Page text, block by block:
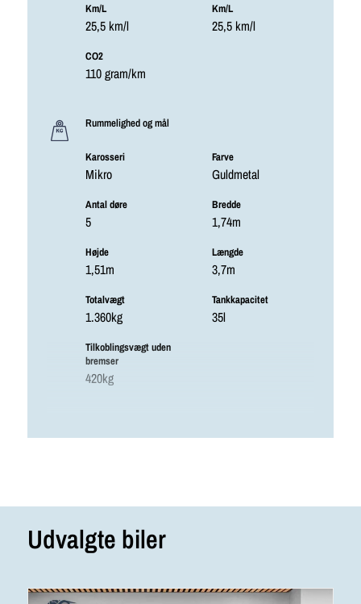
Km/L
25,5 km/l
Km/L
25,5 km/l
CO2
110 gram/km
Rummelighed og mål
Karosseri
Mikro
Farve
Guldmetal
Antal døre
5
Bredde
1,74m
Højde
1,51m
Længde
3,7m
Totalvægt
1.360kg
Tankkapacitet
35l
Tilkoblingsvægt uden
bremser
420kg
Udvalgte biler